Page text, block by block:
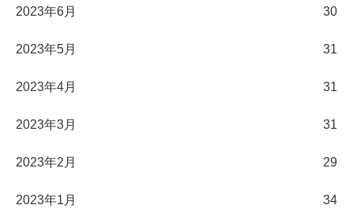
2023年6月 30
2023年5月 31
2023年4月 31
2023年3月 31
2023年2月 29
2023年1月 34